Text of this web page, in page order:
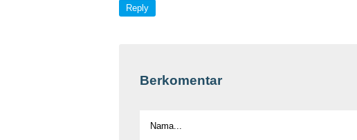
Reply
Berkomentar